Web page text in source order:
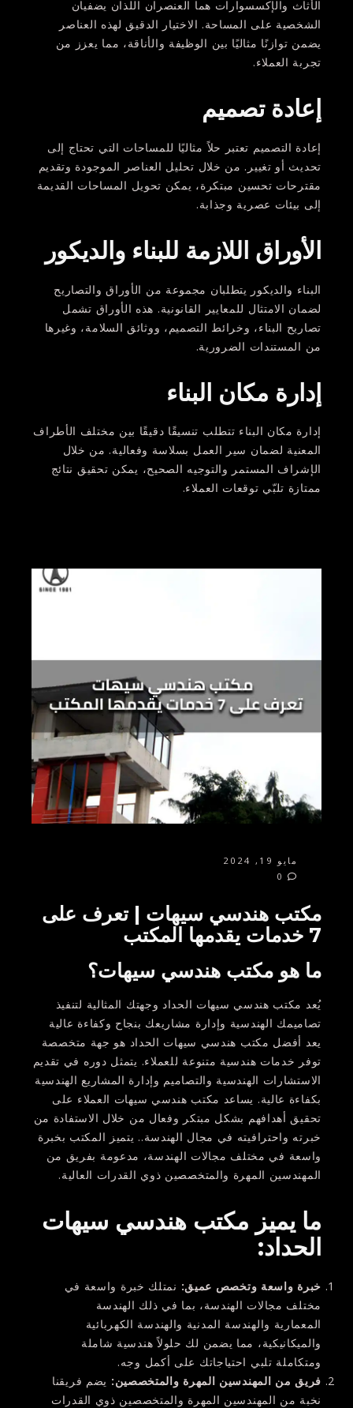
الأثاث والإكسسوارات هما العنصران اللذان يضفيان
الشخصية على المساحة. الاختيار الدقيق لهذه العناصر
يضمن توازنًا مثاليًا بين الوظيفة والأناقة، مما يعزز من
تجربة العملاء.
إعادة تصميم
إعادة التصميم تعتبر حلاً مثاليًا للمساحات التي تحتاج إلى
تحديث أو تغيير. من خلال تحليل العناصر الموجودة وتقديم
مقترحات تحسين مبتكرة، يمكن تحويل المساحات القديمة
إلى بيئات عصرية وجذابة.
الأوراق اللازمة للبناء والديكور
البناء والديكور يتطلبان مجموعة من الأوراق والتصاريح
لضمان الامتثال للمعايير القانونية. هذه الأوراق تشمل
تصاريح البناء، وخرائط التصميم، ووثائق السلامة، وغيرها
من المستندات الضرورية.
إدارة مكان البناء
إدارة مكان البناء تتطلب تنسيقًا دقيقًا بين مختلف الأطراف
المعنية لضمان سير العمل بسلاسة وفعالية. من خلال
الإشراف المستمر والتوجيه الصحيح، يمكن تحقيق نتائج
ممتازة تلبّي توقعات العملاء.
مايو 19, 2024
مكتب هندسي سيهات | تعرف على
7 خدمات يقدمها المكتب
ما هو مكتب هندسي سيهات؟
يُعد مكتب هندسي سيهات الحداد وجهتك المثالية لتنفيذ
تصاميمك الهندسية وإدارة مشاريعك بنجاح وكفاءة عالية
يعد أفضل مكتب هندسي سيهات الحداد هو جهة متخصصة
توفر خدمات هندسية متنوعة للعملاء. يتمثل دوره في تقديم
الاستشارات الهندسية والتصاميم وإدارة المشاريع الهندسية
بكفاءة عالية. يساعد مكتب هندسي سيهات العملاء على
تحقيق أهدافهم بشكل مبتكر وفعال من خلال الاستفادة من
خبرته واحترافيته في مجال الهندسة.. يتميز المكتب بخبرة
واسعة في مختلف مجالات الهندسة، مدعومة بفريق من
المهندسين المهرة والمتخصصين ذوي القدرات العالية.
ما يميز مكتب هندسي سيهات
الحداد:
خبرة واسعة وتخصص عميق: نمتلك خبرة واسعة في
مختلف مجالات الهندسة، بما في ذلك الهندسة
المعمارية والهندسة المدنية والهندسة الكهربائية
والميكانيكية، مما يضمن لك حلولاً هندسية شاملة
ومتكاملة تلبي احتياجاتك على أكمل وجه.
فريق من المهندسين المهرة والمتخصصين: يضم فريقنا
نخبة من المهندسين المهرة والمتخصصين ذوي القدرات